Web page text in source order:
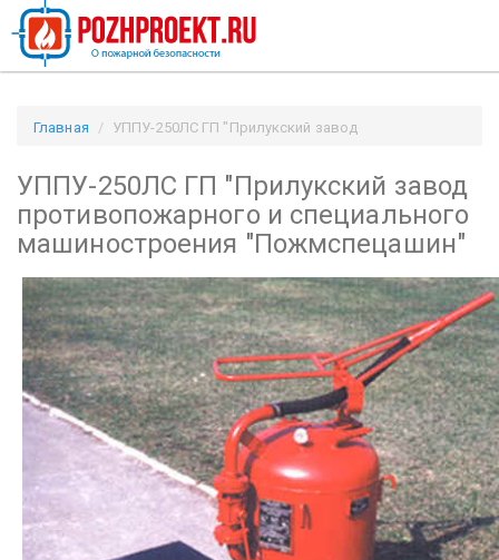
Главная
УППУ-250ЛС ГП "Прилукский завод
"Пожмспецашин" / Pozhproekt.ru
УППУ-250ЛС ГП "Прилукский завод
противопожарного и специального
машиностроения "Пожмспецашин"